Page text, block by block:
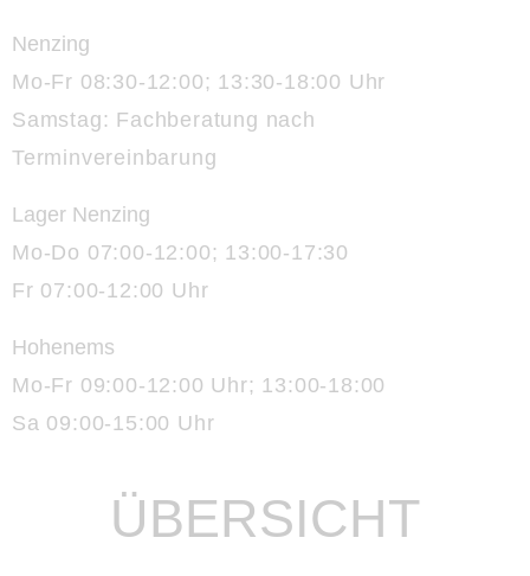
Nenzing
Mo-Fr 08:30-12:00; 13:30-18:00 Uhr
Samstag: Fachberatung nach
Terminvereinbarung
Lager Nenzing
Mo-Do 07:00-12:00; 13:00-17:30
Fr 07:00-12:00 Uhr
Hohenems
Mo-Fr 09:00-12:00 Uhr; 13:00-18:00
Sa 09:00-15:00 Uhr
ÜBERSICHT